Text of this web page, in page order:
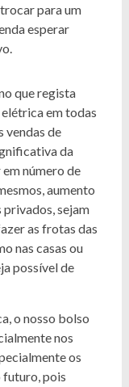
para um
esperar
que regista
em todas
vendas de
da
número de
aumento
sejam
as frotas das
nas casas ou
possível de
o nosso bolso
nos
os
futuro, pois